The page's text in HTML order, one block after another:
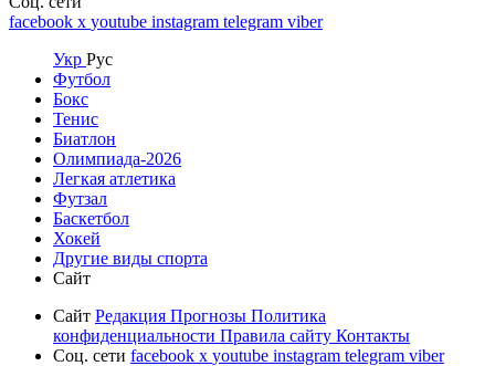
facebook x youtube instagram telegram viber
Укр Рус
Футбол
Бокс
Тенис
Биатлон
Олимпиада-2026
Легкая атлетика
Футзал
Баскетбол
Хокей
Другие виды спорта
Сайт
Сайт Редакция Прогнозы Политика
конфиденциальности Правила сайту Контакты
Соц. сети facebook x youtube instagram telegram viber